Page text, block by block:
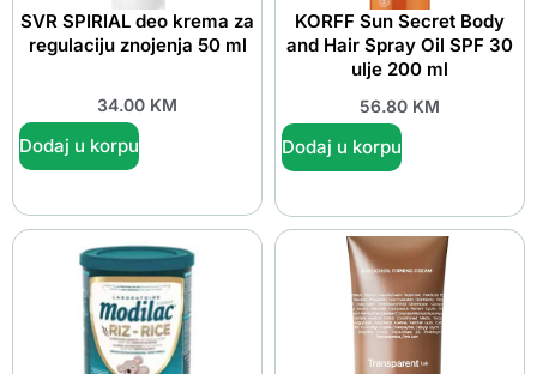
SVR SPIRIAL deo krema za
regulaciju znojenja 50 ml
34.00 KM
Dodaj u korpu
KORFF Sun Secret Body
and Hair Spray Oil SPF 30
ulje 200 ml
56.80 KM
Dodaj u korpu